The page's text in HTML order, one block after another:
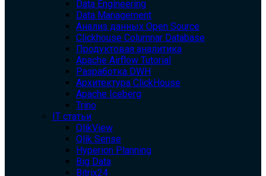
Data Engineering
Data Management
Анализ данных Open Source
Clickhouse Columnar Database
Продуктовая аналитика
Apache Airflow Tutorial
Разработка DWH
Архитектура ClickHouse
Apache Iceberg
Trino
IT статьи
QlikView
Qlik Sense
Hyperion Planning
Big Data
Bitrix24